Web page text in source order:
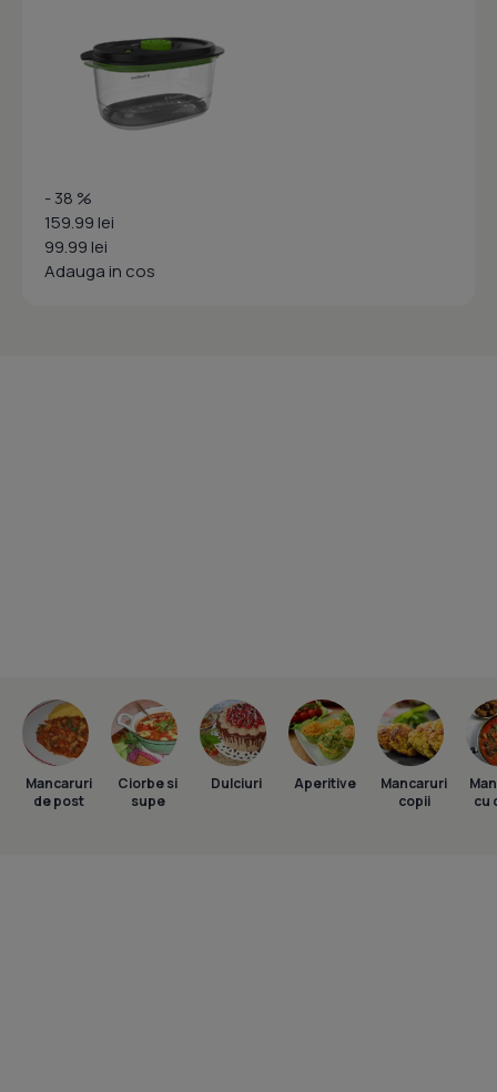
- 38 %
159.99 lei
99.99 lei
Adauga in cos
Mancaruri
de post
Ciorbe si
supe
Dulciuri Aperitive
Mancaruri
copii
cu